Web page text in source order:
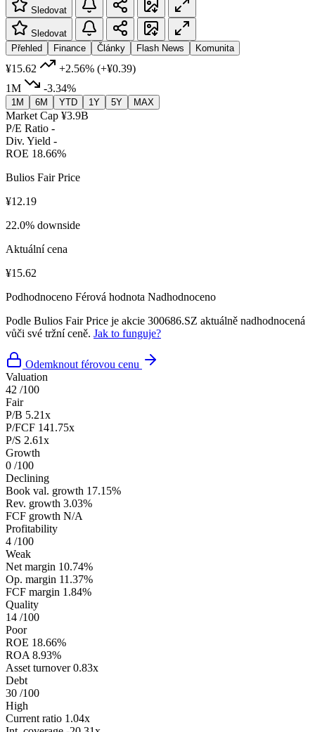
Sledovat
Sledovat
Přehled
Finance Články Flash News Komunita
¥15.62 +2.56% (+¥0.39)
1M
-3.34%
1M 6M YTD 1Y 5Y MAX
Market Cap ¥3.9B
P/E Ratio -
Div. Yield -
ROE 18.66%
Bulios Fair Price
¥12.19
22.0% downside
Aktuální cena
¥15.62
Podhodnoceno Férová hodnota Nadhodnoceno
Podle Bulios Fair Price je akcie 300686.SZ aktuálně nadhodnocená
vůči své tržní ceně. Jak to funguje?
Odemknout férovou cenu
Valuation
42 /100
Fair
P/B 5.21x
P/FCF 141.75x
P/S 2.61x
Growth
0 /100
Declining
Book val. growth 17.15%
Rev. growth 3.03%
FCF growth N/A
Profitability
4 /100
Weak
Net margin 10.74%
Op. margin 11.37%
FCF margin 1.84%
Quality
14 /100
Poor
ROE 18.66%
ROA 8.93%
Asset turnover 0.83x
Debt
30 /100
High
Current ratio 1.04x